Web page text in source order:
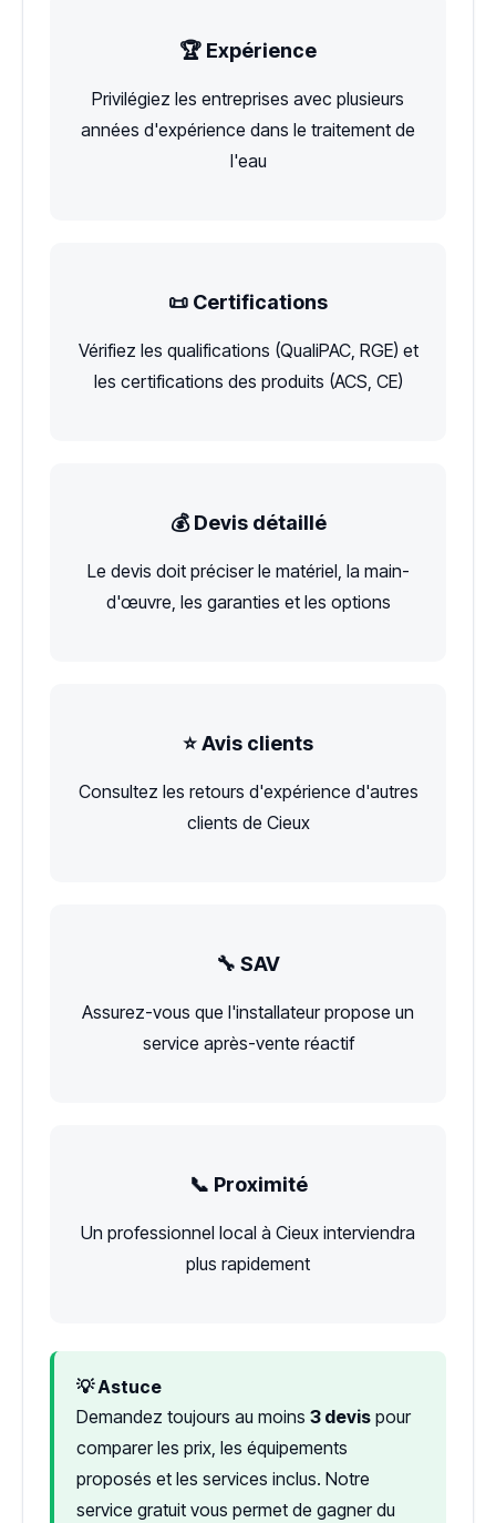
🏆 Expérience
Privilégiez les entreprises avec plusieurs
années d'expérience dans le traitement de
l'eau
📜 Certifications
Vérifiez les qualifications (QualiPAC, RGE) et
les certifications des produits (ACS, CE)
💰 Devis détaillé
Le devis doit préciser le matériel, la main-
d'œuvre, les garanties et les options
⭐ Avis clients
Consultez les retours d'expérience d'autres
clients de Cieux
🔧 SAV
Assurez-vous que l'installateur propose un
service après-vente réactif
📞 Proximité
Un professionnel local à Cieux interviendra
plus rapidement
💡 Astuce
Demandez toujours au moins 3 devis pour
comparer les prix, les équipements
proposés et les services inclus. Notre
service gratuit vous permet de gagner du